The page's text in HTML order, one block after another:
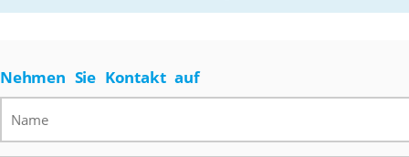
Nehmen Sie Kontakt auf